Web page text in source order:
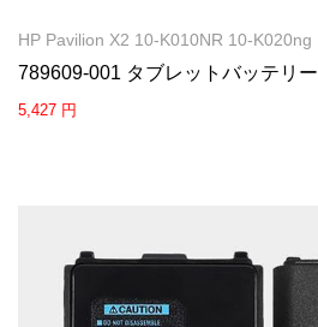
HP Pavilion X2 10-K010NR 10-K020ng
789609-001 タブレットバッテリー
5,427 円